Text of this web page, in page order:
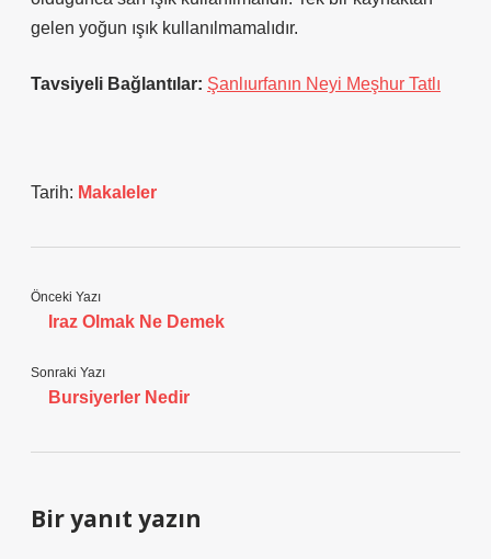
gelen yoğun ışık kullanılmamalıdır.
Tavsiyeli Bağlantılar: Şanlıurfanın Neyi Meşhur Tatlı
Tarih: Makaleler
Önceki Yazı
Iraz Olmak Ne Demek
Sonraki Yazı
Bursiyerler Nedir
Bir yanıt yazın